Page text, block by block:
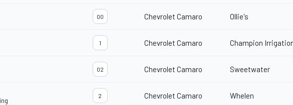
00 Chevrolet Camaro Ollie's
1 Chevrolet Camaro Champion
02 Chevrolet Camaro Sweetwater
2 Chevrolet Camaro Whelen